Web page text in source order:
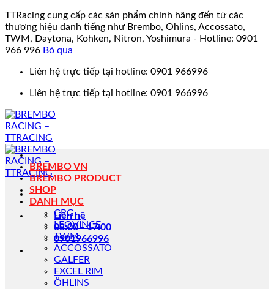
TTRacing cung cấp các sản phẩm chính hãng đến từ các
thương hiệu danh tiếng như Brembo, Ohlins, Accossato,
TWM, Daytona, Kohken, Nitron, Yoshimura - Hotline: 0901
966 996 Bỏ qua
Liên hệ trực tiếp tại hotline: 0901 966996
Liên hệ trực tiếp tại hotline: 0901 966996
Liên hệ
08:00 - 17:00
0901966996
BREMBO VN
BREMBO PRODUCT
SHOP
DANH MỤC
CRG
LEOVINCE
TWM
ACCOSSATO
GALFER
EXCEL RIM
ÖHLINS